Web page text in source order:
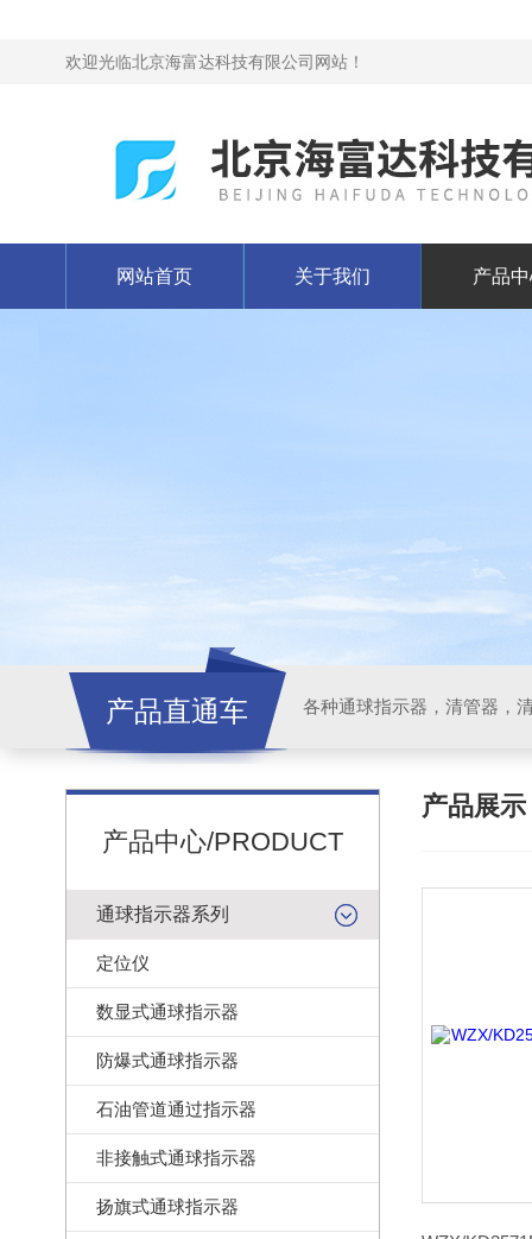
欢迎光临北京海富达科技有限公司网站！
网站首页 关于我们 产品
产品直通车 各种通球指示器，清管器，
产品中心/PRODUCT
通球指示器系列
定位仪
数显式通球指示器
防爆式通球指示器
石油管道通过指示器
非接触式通球指示器
扬旗式通球指示器
产品展示